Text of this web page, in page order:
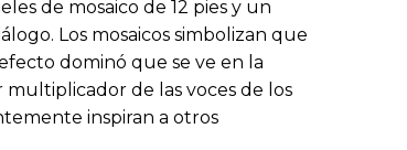
de mosaico de 12 pies y un
Los mosaicos simbolizan que
dominó que se ve en la
multiplicador de las voces de los
inspiran a otros